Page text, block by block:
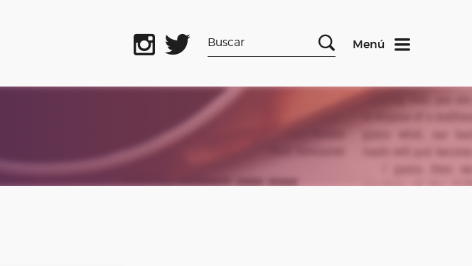
Menú